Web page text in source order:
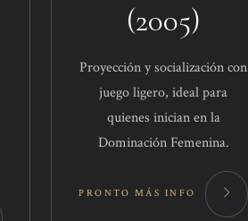
(2005)
Proyección y socialización con
juego ligero, ideal para
quienes inician en la
Dominación Femenina.
PRONTO MÁS INFO